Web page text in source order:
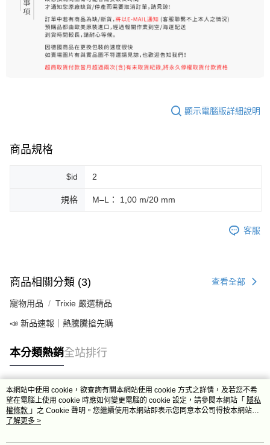
每筆NT$250，滿NT$3,000(含以上)免運費
付款後門市自取
顯示電腦版詳細說明
商品規格
$id 2
規格 M–L： 1,00 m/20 mm
客服
商品相關分類 (3) 查看全部
寵物用品 Trixie 嚴選精品
📣 新品速報｜熱騰騰搶先購
本分類熱銷全站排行
熱門標籤
本網站中使用 cookie，欲查詢有關本網站使用 cookie 方式之詳情，及若您不希
望在電腦上使用 cookie 時應如何變更電腦的 cookie 設定，請參閱本網站「 隱私
權條款 」之 Cookie 聲明。您繼續使用本網站即表示您同意本公司得按本網站使
用條款之 Cookie 聲明使用 cookie。
了解更多 >